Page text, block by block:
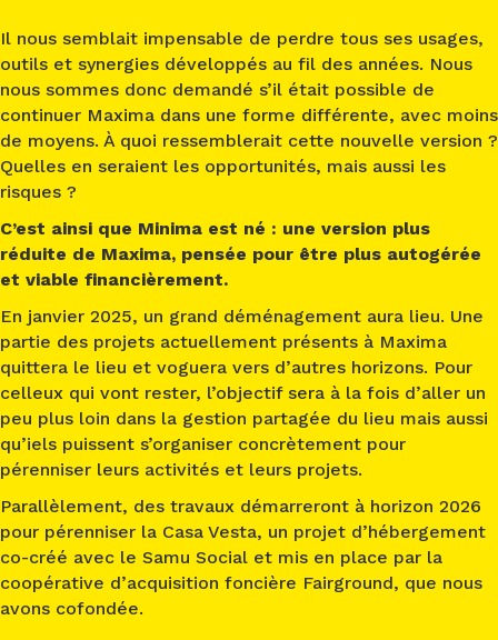
Il nous semblait impensable de perdre tous ses usages,
outils et synergies développés au fil des années. Nous
nous sommes donc demandé s’il était possible de
continuer Maxima dans une forme différente, avec moins
de moyens. À quoi ressemblerait cette nouvelle version ?
Quelles en seraient les opportunités, mais aussi les
risques ?
C’est ainsi que Minima est né : une version plus
réduite de Maxima, pensée pour être plus autogérée
et viable financièrement.
En janvier 2025, un grand déménagement aura lieu. Une
partie des projets actuellement présents à Maxima
quittera le lieu et voguera vers d’autres horizons. Pour
celleux qui vont rester, l’objectif sera à la fois d’aller un
peu plus loin dans la gestion partagée du lieu mais aussi
qu’iels puissent s’organiser concrètement pour
pérenniser leurs activités et leurs projets.
Parallèlement, des travaux démarreront à horizon 2026
pour pérenniser la Casa Vesta, un projet d’hébergement
co-créé avec le Samu Social et mis en place par la
coopérative d’acquisition foncière Fairground, que nous
avons cofondée.